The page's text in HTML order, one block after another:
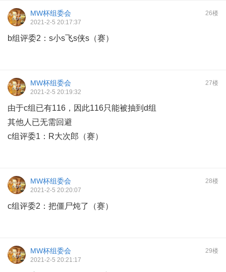
26楼
MW杯组委会
2021-2-5 20:17:37
b组评委2：s小s飞s侠s（赛）
27楼
MW杯组委会
2021-2-5 20:19:32
由于c组已有116，因此116只能被抽到d组
其他人已无需回避
c组评委1：R大次郎（赛）
28楼
MW杯组委会
2021-2-5 20:20:07
c组评委2：把僵尸炖了（赛）
29楼
MW杯组委会
2021-2-5 20:21:17